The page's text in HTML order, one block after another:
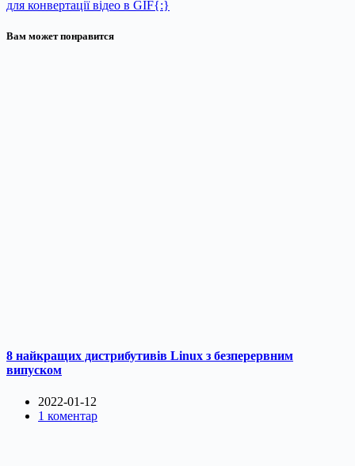
для конвертації відео в GIF{:}
Вам может понравится
8 найкращих дистрибутивів Linux з безперервним
випуском
2022-01-12
1 коментар